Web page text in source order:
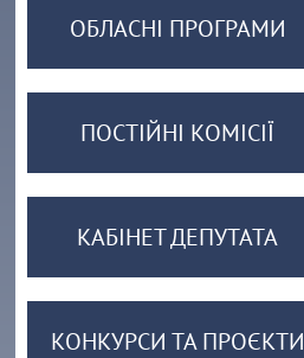
ОБЛАСНІ ПРОГРАМИ
ПОСТІЙНІ КОМІСІЇ
КАБІНЕТ ДЕПУТАТА
КОНКУРСИ ТА ПРОЄКТИ